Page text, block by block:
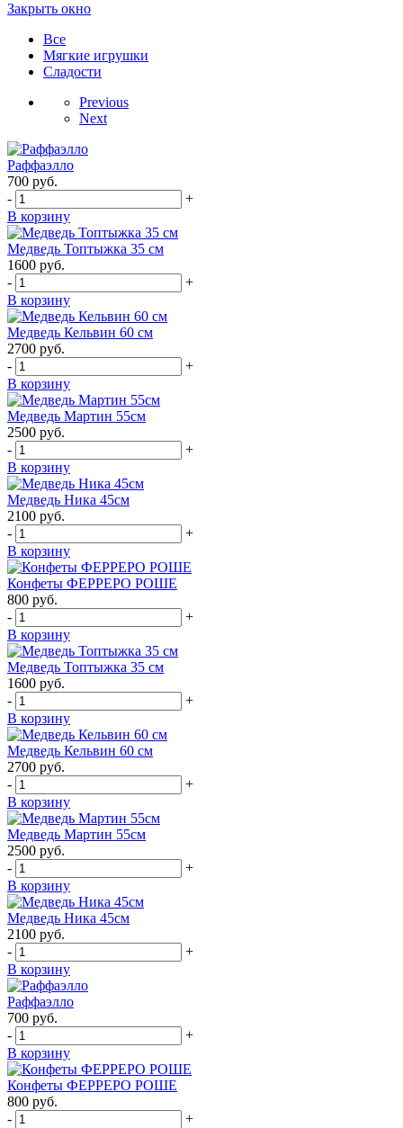
Закрыть окно
Все
Мягкие игрушки
Сладости
Previous
Next
Раффаэлло
700 руб.
-
+
В корзину
Медведь Топтыжка 35 см
1600 руб.
-
+
В корзину
Медведь Кельвин 60 см
2700 руб.
-
+
В корзину
Медведь Мартин 55см
2500 руб.
-
+
В корзину
Медведь Ника 45см
2100 руб.
-
+
В корзину
Конфеты ФЕРРЕРО РОШЕ
800 руб.
-
+
В корзину
Медведь Топтыжка 35 см
1600 руб.
-
+
В корзину
Медведь Кельвин 60 см
2700 руб.
-
+
В корзину
Медведь Мартин 55см
2500 руб.
-
+
В корзину
Медведь Ника 45см
2100 руб.
-
+
В корзину
Раффаэлло
700 руб.
-
+
В корзину
Конфеты ФЕРРЕРО РОШЕ
800 руб.
-
+